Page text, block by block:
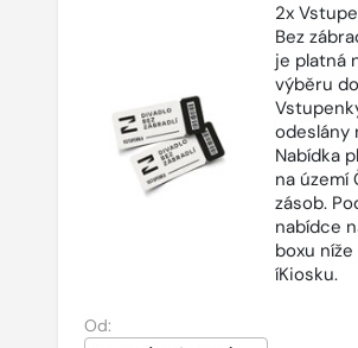
2x
Bez
je platná
výběru
odeslány
Nabídka
na území
zásob.
nabídce
boxu
íKiosku.
Od: